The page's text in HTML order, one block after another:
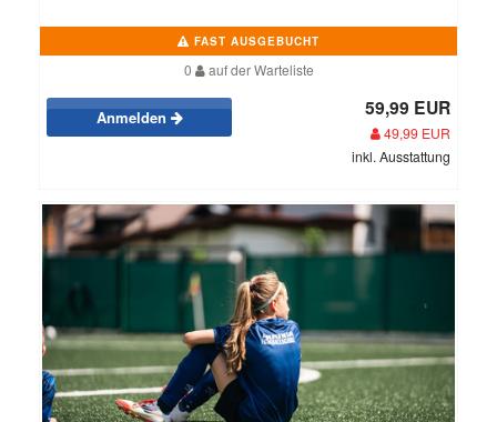
FAST AUSGEBUCHT
0 auf der Warteliste
Anmelden 59,99 EUR
49,99 EUR
inkl. Ausstattung